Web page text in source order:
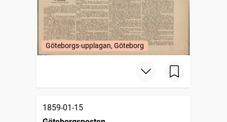
Göteborgs-upplagan, Göteborg
1859-01-15